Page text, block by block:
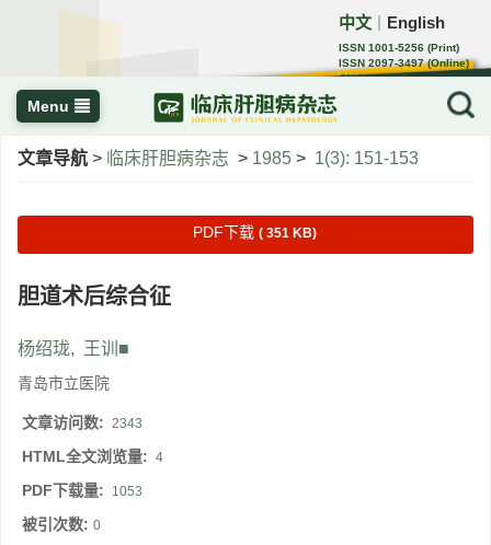
中文 English
ISSN 1001-5256 (Print)
ISSN 2097-3497 (Online)
CN 22-1108/R
Menu
文章导航 > 临床肝胆病杂志 > 1985 > 1(3): 151-153
PDF下载 ( 351 KB)
胆道术后综合征
杨绍珑, 王训■
青岛市立医院
文章访问数: 2343
HTML全文浏览量: 4
PDF下载量: 1053
被引次数: 0